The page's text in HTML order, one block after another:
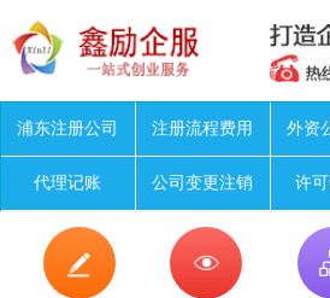
浦东注册公司 注册流程费用 外资
代理记账 公司变更注销 许
 